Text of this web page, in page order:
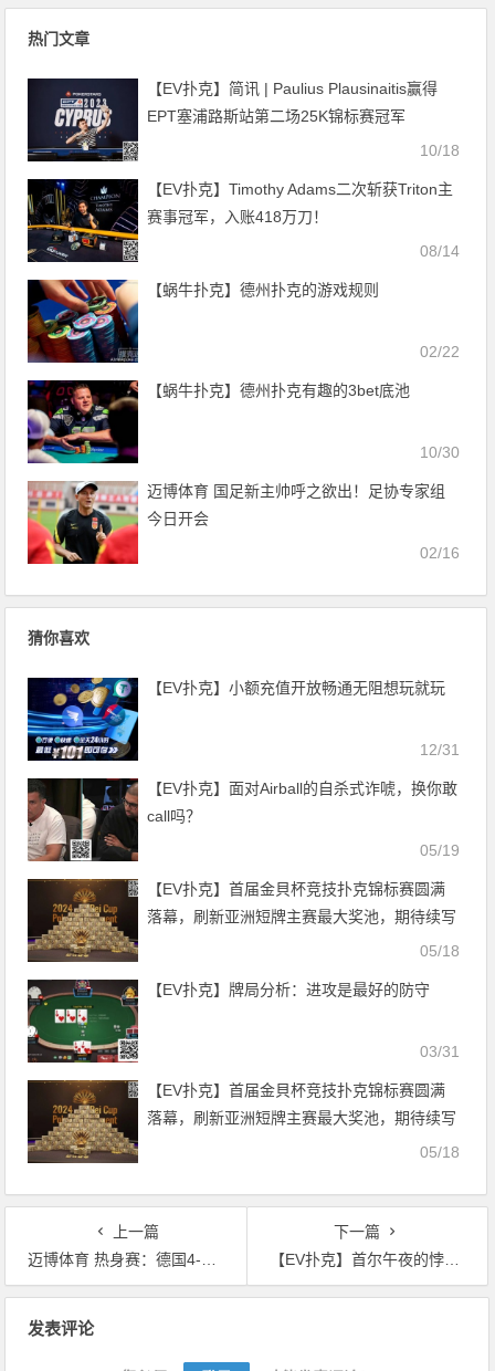
热门文章
【EV扑克】简讯 | Paulius Plausinaitis赢得
EPT塞浦路斯站第二场25K锦标赛冠军
10/18
【EV扑克】Timothy Adams二次斩获Triton主
赛事冠军，入账418万刀！
08/14
【蜗牛扑克】德州扑克的游戏规则
02/22
【蜗牛扑克】德州扑克有趣的3bet底池
10/30
迈博体育 国足新主帅呼之欲出！足协专家组
今日开会
02/16
猜你喜欢
【EV扑克】小额充值开放畅通无阻想玩就玩
12/31
【EV扑克】面对Airball的自杀式诈唬，换你敢
call吗？
05/19
【EV扑克】首届金貝杯竞技扑克锦标赛圆满
落幕，刷新亚洲短牌主赛最大奖池，期待续写
05/18
【EV扑克】牌局分析：进攻是最好的防守
03/31
【EV扑克】首届金貝杯竞技扑克锦标赛圆满
落幕，刷新亚洲短牌主赛最大奖池，期待续写
05/18
上一篇
迈博体育 热身赛：德国4-0大胜芬兰，翁达夫2射1传独造3球后伤退
下一篇
【EV扑克】首尔午夜的悖论：全民禁令之下，为何遍地扑克高手？
发表评论